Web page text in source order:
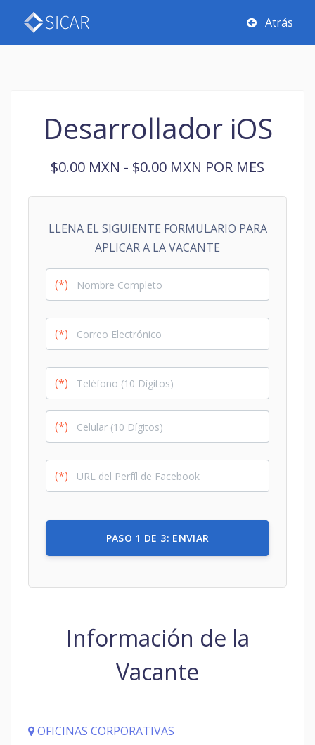
Atrás
Desarrollador iOS
$0.00 MXN - $0.00 MXN POR MES
LLENA EL SIGUIENTE FORMULARIO PARA
APLICAR A LA VACANTE
(*)
(*)
(*)
(*)
(*)
PASO 1 DE 3: ENVIAR
Información de la
Vacante
OFICINAS CORPORATIVAS